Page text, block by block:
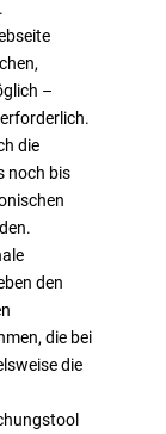
–
die
noch bis
den
die bei
die